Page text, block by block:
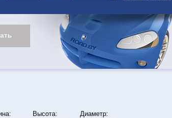
Высота:
Диаметр: